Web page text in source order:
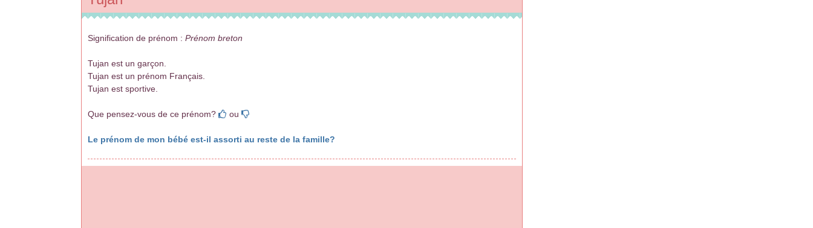
Signification de prénom : Prénom breton
Tujan est un garçon.
Tujan est un prénom Français.
Tujan est sportive.
Que pensez-vous de ce prénom? ou
Le prénom de mon bébé est-il assorti au reste de la famille?